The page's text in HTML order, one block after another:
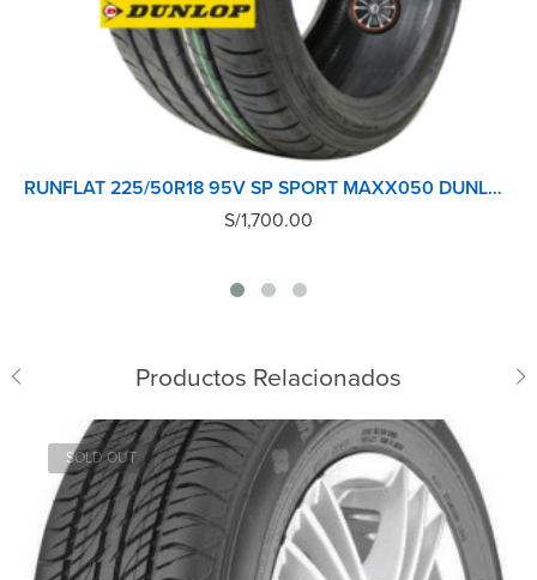
RUNFLAT 225/50R18 95V SP SPORT MAXX050 DUNLOP TL JP
S/1,700.00
Productos Relacionados
SOLD OUT